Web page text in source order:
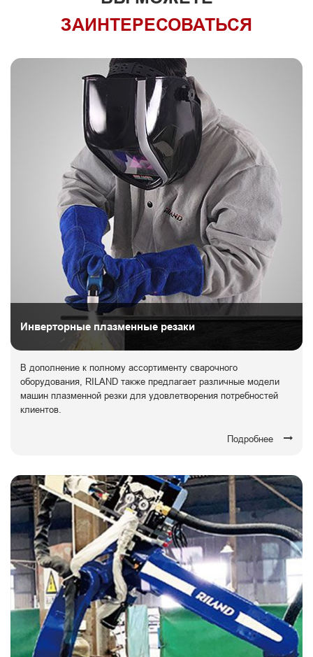
ЗАИНТЕРЕСОВАТЬСЯ
Инверторные плазменные резаки
В дополнение к полному ассортименту сварочного
оборудования, RILAND также предлагает различные модели
машин плазменной резки для удовлетворения потребностей
клиентов.
Подробнее